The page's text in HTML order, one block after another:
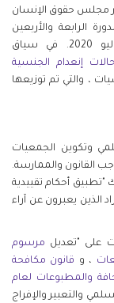
مجلس حقوق الإنسان
الرابعة والأربعين
القادمة لمجلس حقوق الإنسان في يونيو - يوليو 2020. في سياق
إنعدام الجنسية
، والتي تم توزيعها
وتكوين الجمعيات
القانون والممارسة.
"تطبيق أحكام تقييدية
يعبرون عن آراء
على "تعديل مرسوم
، و قانون مكافحة
والمطبوعات لعام
والتعبير والإفراج